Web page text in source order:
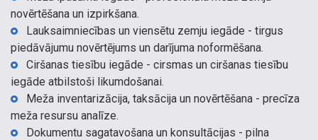
novērtēšana un izpirkšana.
Lauksaimniecības un viensētu zemju iegāde - tirgus
piedāvājumu novērtējums un darījuma noformēšana.
Ciršanas tiesību iegāde - cirsmas un ciršanas tiesību
iegāde atbilstoši likumdošanai.
Meža inventarizācija, taksācija un novērtēšana - precīza
meža resursu analīze.
Dokumentu sagatavošana un konsultācijas - pilna